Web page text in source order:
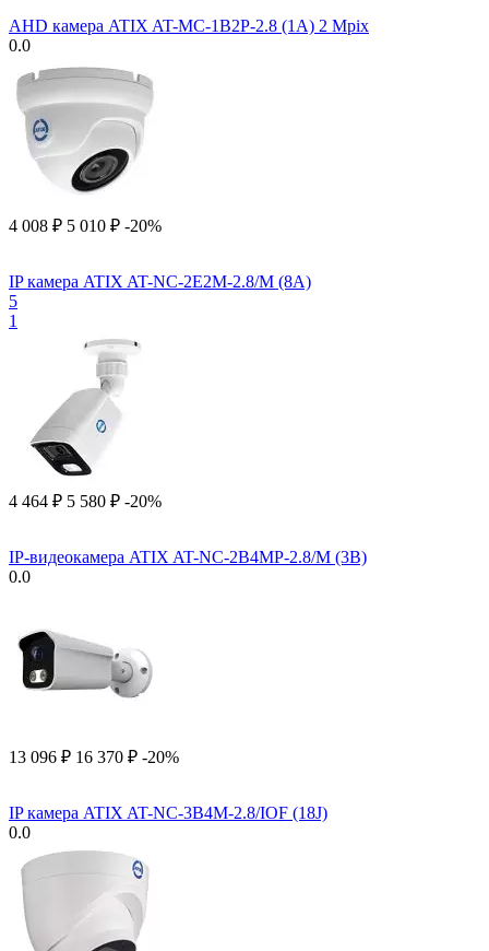
AHD камера ATIX AT-MC-1B2P-2.8 (1A) 2 Mpix
0.0
4 008 ₽ 5 010 ₽ -20%
IP камера ATIX AT-NC-2E2M-2.8/M (8A)
5
1
4 464 ₽ 5 580 ₽ -20%
IP-видеокамера ATIX AT-NC-2B4MP-2.8/M (3B)
0.0
13 096 ₽ 16 370 ₽ -20%
IP камера ATIX AT-NC-3B4M-2.8/IOF (18J)
0.0